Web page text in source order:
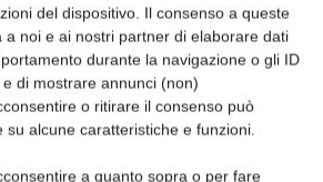
del dispositivo. Il consenso a queste
a noi e ai nostri partner di elaborare dati
durante la navigazione o gli ID
di mostrare annunci (non)
o ritirare il consenso può
su alcune caratteristiche e funzioni.
a quanto sopra o per fare
in
Articolo successivo
La collaborazione fra la Scuola
di Pavia e l’Istituto
esempio di attività didattica e